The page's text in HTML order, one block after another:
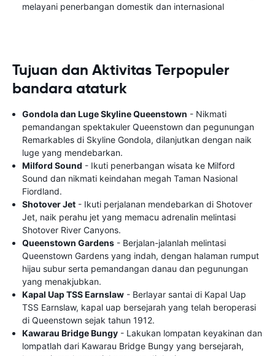
melayani penerbangan domestik dan internasional
Tujuan dan Aktivitas Terpopuler
bandara ataturk
Gondola dan Luge Skyline Queenstown - Nikmati
pemandangan spektakuler Queenstown dan pegunungan
Remarkables di Skyline Gondola, dilanjutkan dengan naik
luge yang mendebarkan.
Milford Sound - Ikuti penerbangan wisata ke Milford
Sound dan nikmati keindahan megah Taman Nasional
Fiordland.
Shotover Jet - Ikuti perjalanan mendebarkan di Shotover
Jet, naik perahu jet yang memacu adrenalin melintasi
Shotover River Canyons.
Queenstown Gardens - Berjalan-jalanlah melintasi
Queenstown Gardens yang indah, dengan halaman rumput
hijau subur serta pemandangan danau dan pegunungan
yang menakjubkan.
Kapal Uap TSS Earnslaw - Berlayar santai di Kapal Uap
TSS Earnslaw, kapal uap bersejarah yang telah beroperasi
di Queenstown sejak tahun 1912.
Kawarau Bridge Bungy - Lakukan lompatan keyakinan dan
lompatlah dari Kawarau Bridge Bungy yang bersejarah,